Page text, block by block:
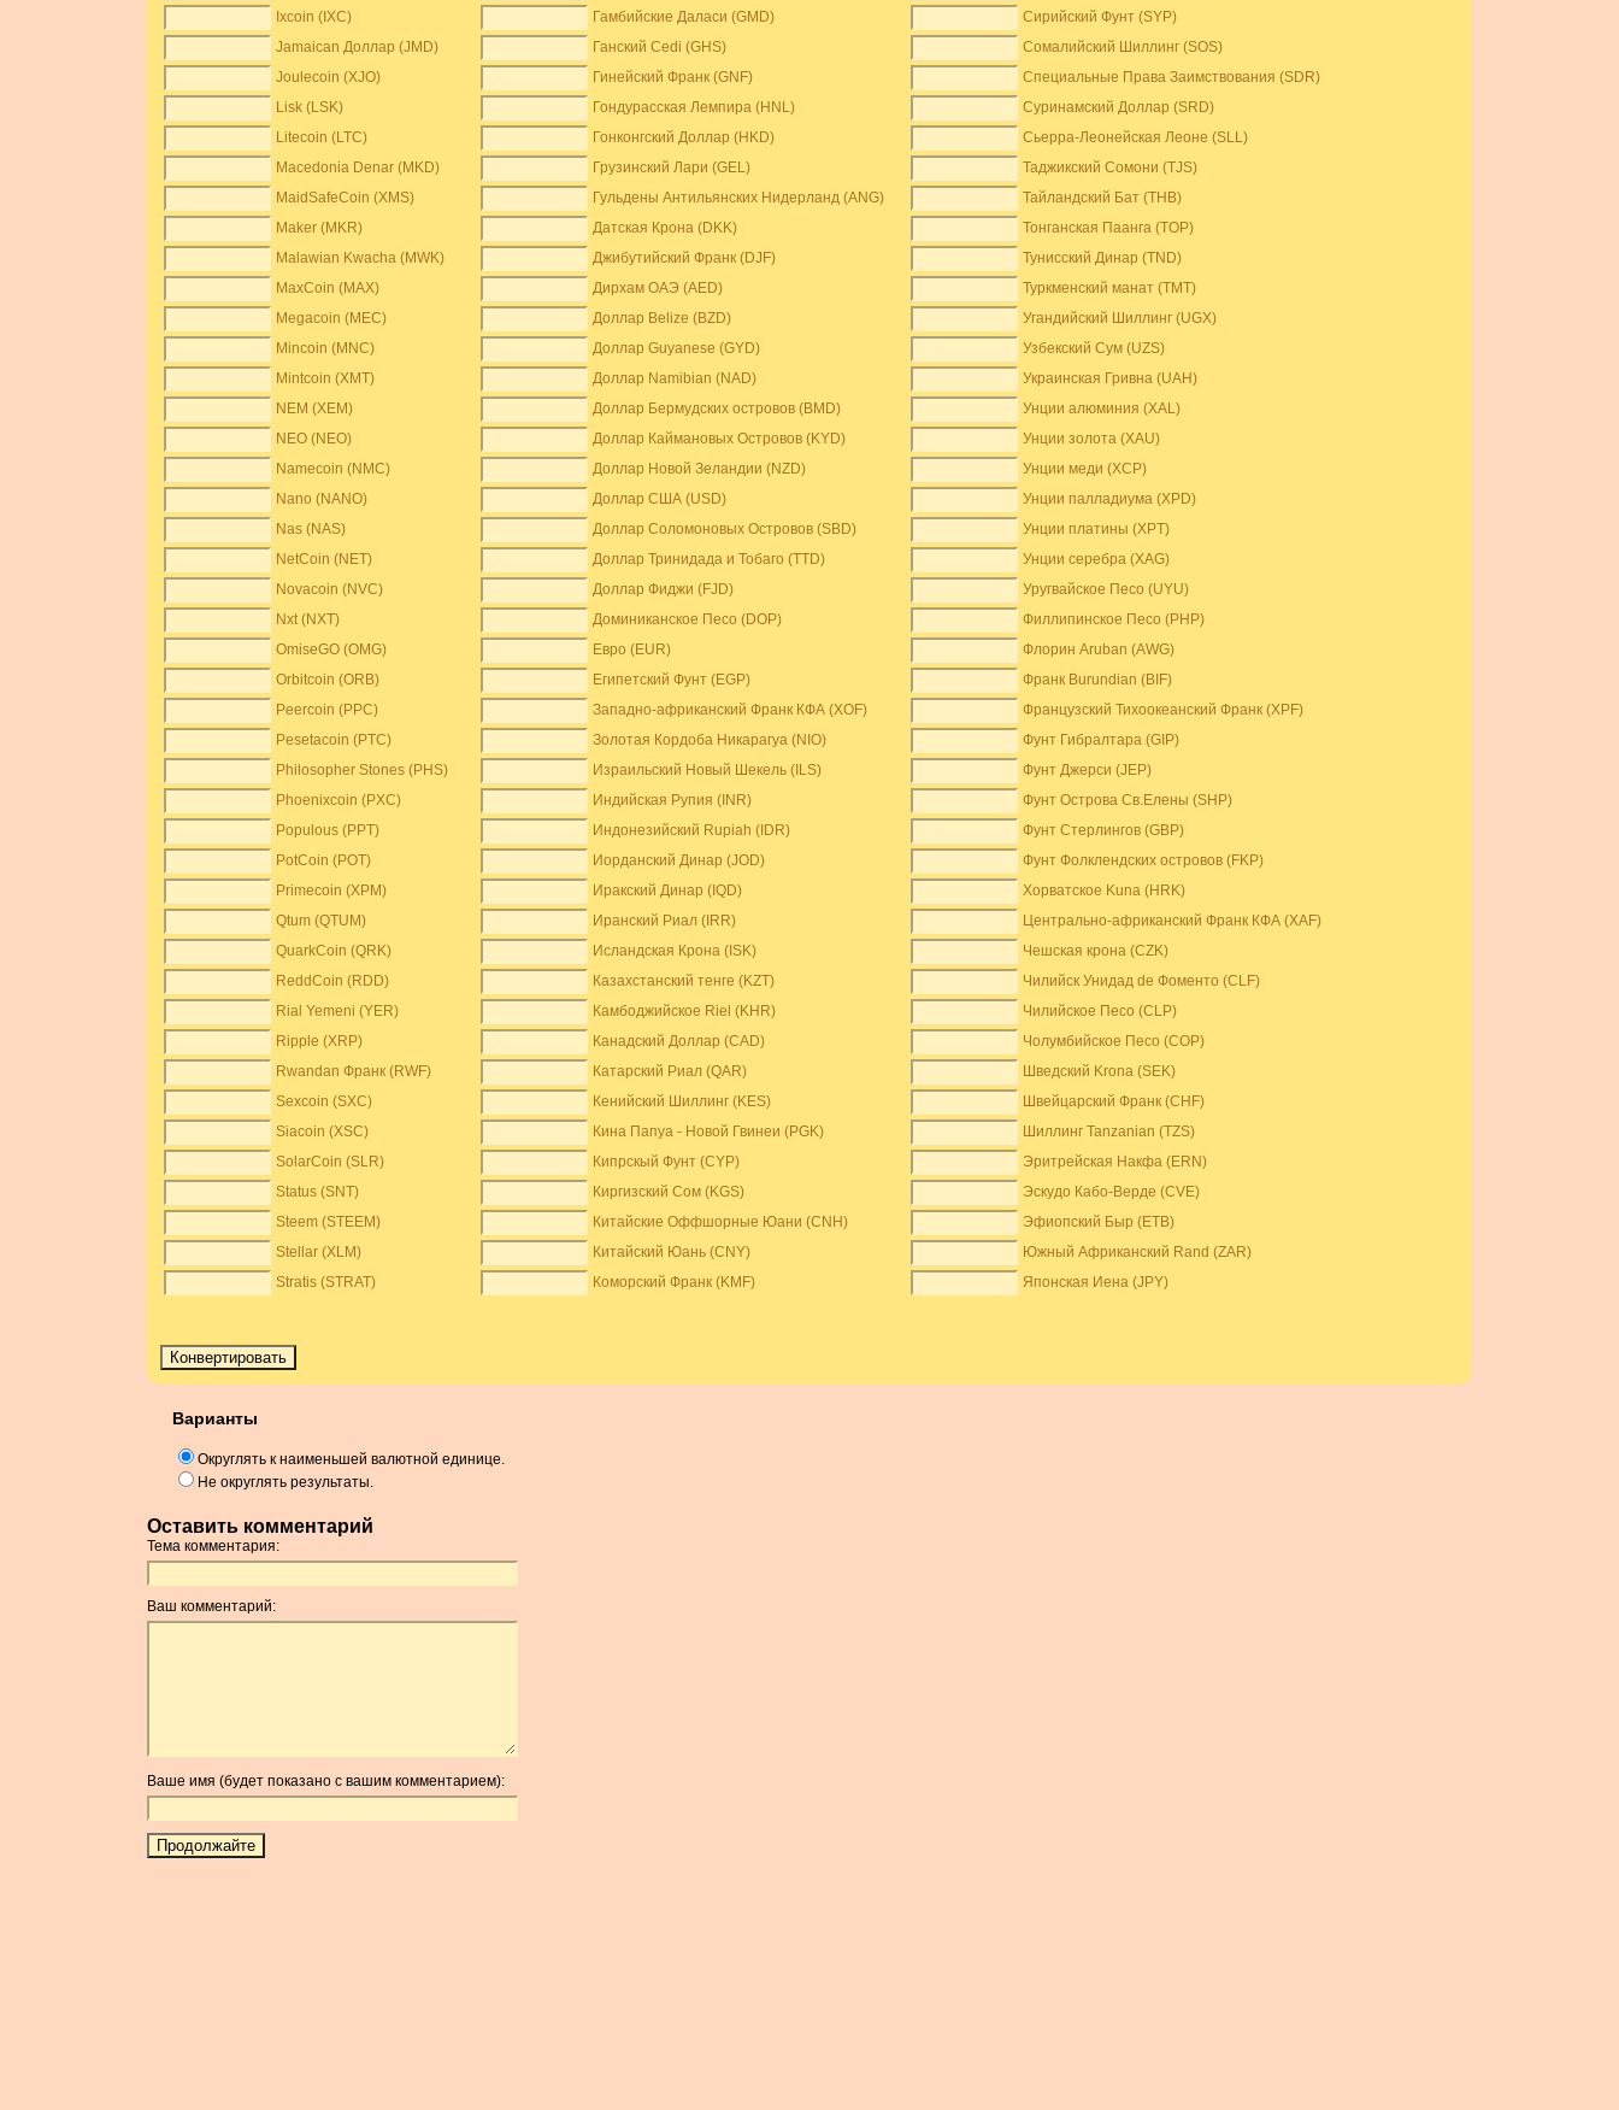
Ixcoin (IXC)
Гамбийские Даласи (GMD)
Сирийский Фунт (SYP)
Jamaican Доллар (JMD)
Ганский Cedi (GHS)
Сомалийский Шиллинг (SOS)
Joulecoin (XJO)
Гинейский Франк (GNF)
Специальные Права Заимствования (SDR)
Lisk (LSK)
Гондурасская Лемпира (HNL)
Суринамский Доллар (SRD)
Litecoin (LTC)
Гонконгский Доллар (HKD)
Сьерра-Леонейская Леоне (SLL)
Macedonia Denar (MKD)
Грузинский Лари (GEL)
Таджикский Сомони (TJS)
MaidSafeCoin (XMS)
Гульдены Антильянских Нидерланд (ANG)
Тайландский Бат (THB)
Maker (MKR)
Датская Крона (DKK)
Тонганская Паанга (TOP)
Malawian Kwacha (MWK)
Джибутийский Франк (DJF)
Тунисский Динар (TND)
MaxCoin (MAX)
Дирхам ОАЭ (AED)
Туркменский манат (TMT)
Megacoin (MEC)
Доллар Belize (BZD)
Угандийский Шиллинг (UGX)
Mincoin (MNC)
Доллар Guyanese (GYD)
Узбекский Сум (UZS)
Mintcoin (XMT)
Доллар Namibian (NAD)
Украинская Гривна (UAH)
NEM (XEM)
Доллар Бермудских островов (BMD)
Унции алюминия (XAL)
NEO (NEO)
Доллар Каймановых Островов (KYD)
Унции золота (XAU)
Namecoin (NMC)
Доллар Новой Зеландии (NZD)
Унции меди (XCP)
Nano (NANO)
Доллар США (USD)
Унции палладиума (XPD)
Nas (NAS)
Доллар Соломоновых Островов (SBD)
Унции платины (XPT)
NetCoin (NET)
Доллар Тринидада и Тобаго (TTD)
Унции серебра (XAG)
Novacoin (NVC)
Доллар Фиджи (FJD)
Уругвайское Песо (UYU)
Nxt (NXT)
Доминиканское Песо (DOP)
Филлипинское Песо (PHP)
OmiseGO (OMG)
Евро (EUR)
Флорин Aruban (AWG)
Orbitcoin (ORB)
Египетский Фунт (EGP)
Франк Burundian (BIF)
Peercoin (PPC)
Западно-африканский Франк КФА (XOF)
Французский Тихоокеанский Франк (XPF)
Pesetacoin (PTC)
Золотая Кордоба Никарагуа (NIO)
Фунт Гибралтара (GIP)
Philosopher Stones (PHS)
Израильский Новый Шекель (ILS)
Фунт Джерси (JEP)
Phoenixcoin (PXC)
Индийская Рупия (INR)
Фунт Острова Св.Елены (SHP)
Populous (PPT)
Индонезийский Rupiah (IDR)
Фунт Стерлингов (GBP)
PotCoin (POT)
Иорданский Динар (JOD)
Фунт Фолклендских островов (FKP)
Primecoin (XPM)
Иракский Динар (IQD)
Хорватское Kuna (HRK)
Qtum (QTUM)
Иранский Риал (IRR)
Центрально-африканский Франк КФА (XAF)
QuarkCoin (QRK)
Исландская Крона (ISK)
Чешская крона (CZK)
ReddCoin (RDD)
Казахстанский тенге (KZT)
Чилийск Унидад de Фоменто (CLF)
Rial Yemeni (YER)
Камбоджийское Riel (KHR)
Чилийское Песо (CLP)
Ripple (XRP)
Канадский Доллар (CAD)
Чолумбийское Песо (COP)
Rwandan Франк (RWF)
Катарский Риал (QAR)
Шведский Krona (SEK)
Sexcoin (SXC)
Кенийский Шиллинг (KES)
Швейцарский Франк (CHF)
Siacoin (XSC)
Кина Папуа - Новой Гвинеи (PGK)
Шиллинг Tanzanian (TZS)
SolarCoin (SLR)
Кипрскый Фунт (CYP)
Эритрейская Накфа (ERN)
Status (SNT)
Киргизский Сом (KGS)
Эскудо Кабо-Верде (CVE)
Steem (STEEM)
Китайские Оффшорные Юани (CNH)
Эфиопский Быр (ETB)
Stellar (XLM)
Китайский Юань (CNY)
Южный Африканский Rand (ZAR)
Stratis (STRAT)
Коморский Франк (KMF) Японская Иена (JPY)
Варианты
Округлять к наименьшей валютной единице.
Не округлять результаты.
Оставить комментарий
Тема комментария:
Ваш комментарий:
Ваше имя (будет показано с вашим комментарием):